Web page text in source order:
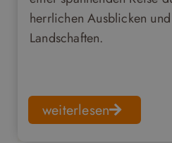
herrlichen Ausblicken
Landschaften.
weiterlesen